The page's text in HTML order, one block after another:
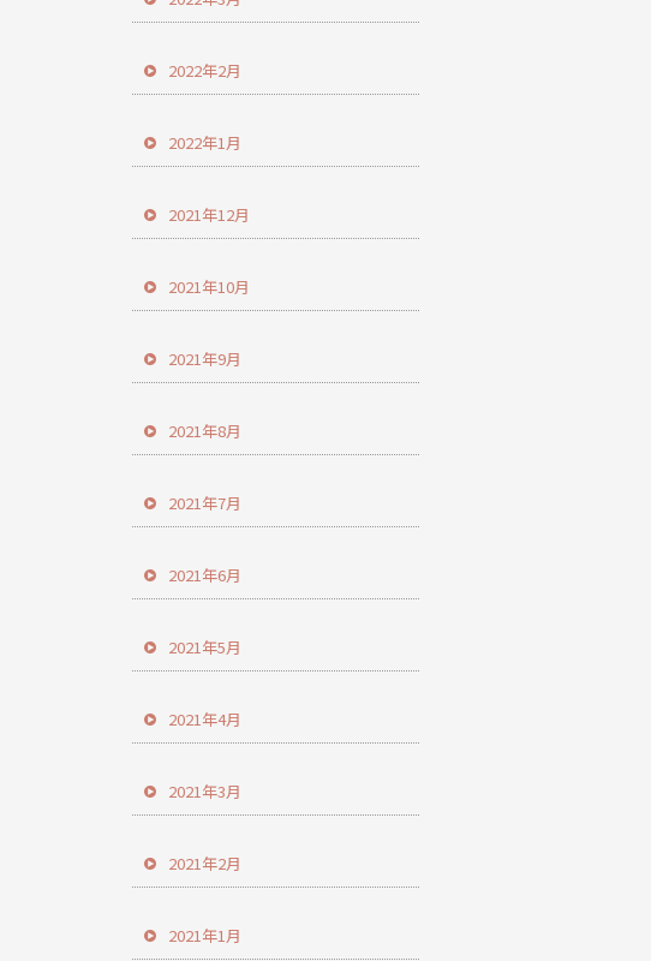
2022年2月
2022年1月
2021年12月
2021年10月
2021年9月
2021年8月
2021年7月
2021年6月
2021年5月
2021年4月
2021年3月
2021年2月
2021年1月